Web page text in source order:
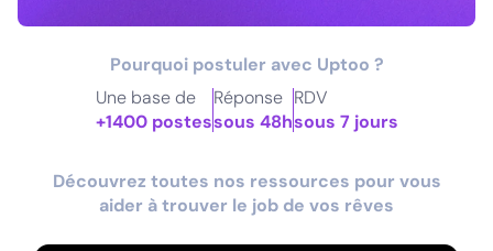
Pourquoi postuler avec Uptoo ?
Une base de
+1400 postes
Réponse
sous 48h
RDV
sous 7 jours
Découvrez toutes nos ressources pour vous
aider à trouver le job de vos rêves